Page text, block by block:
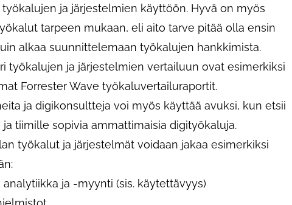
ja järjestelmien käyttöön. Hyvä on myös
tarpeen mukaan, eli aito tarve pitää olla ensin
alkaa suunnittelemaan työkalujen hankkimista.
työkalujen ja järjestelmien vertailuun ovat esimerkiksi
Forrester Wave työkaluvertailuraportit.
ja digikonsultteja voi myös käyttää avuksi, kun etsii
tiimille sopivia ammattimaisia digityökaluja.
työkalut ja järjestelmät voidaan jakaa esimerkiksi
analytiikka ja -myynti (sis. käytettävyys)